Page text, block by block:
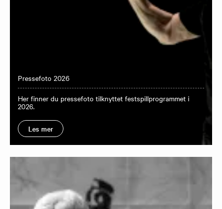
Pressefoto 2026
Her finner du pressefoto tilknyttet festspillprogrammet i
2026.
Les mer